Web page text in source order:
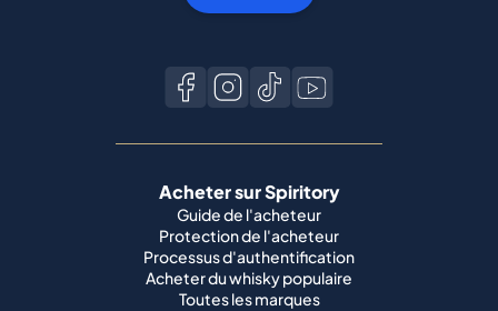
Acheter sur Spiritory
Guide de l'acheteur
Protection de l'acheteur
Processus d'authentification
Acheter du whisky populaire
Toutes les marques